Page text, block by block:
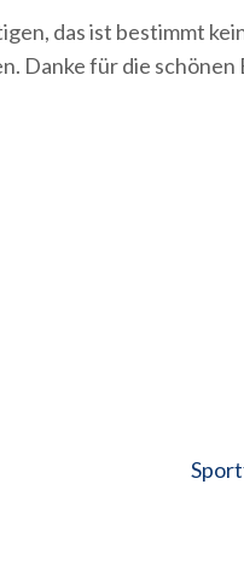
das ist bestimmt
Danke für die schönen